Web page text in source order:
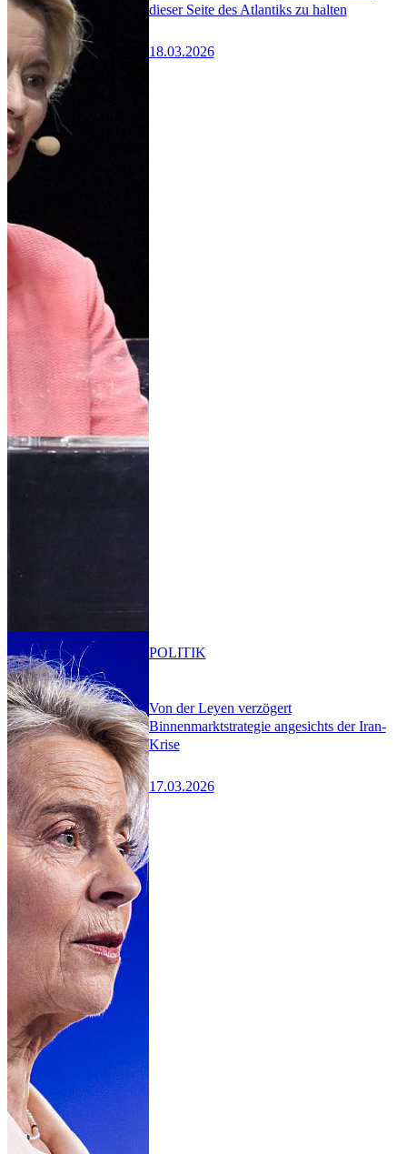
dieser Seite des Atlantiks zu halten
18.03.2026
Von der Leyen verzögert
Binnenmarktstrategie angesichts der Iran-
Krise
17.03.2026
POLITIK